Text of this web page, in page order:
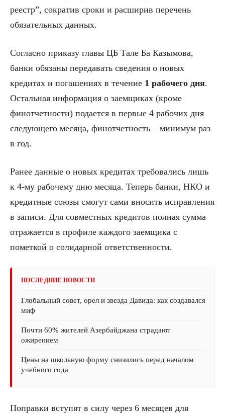
реестр”, сократив сроки и расширив перечень
обязательных данных.
Согласно приказу главы ЦБ Тале Ба Казымова,
банки обязаны передавать сведения о новых
кредитах и погашениях в течение 1 рабочего дня.
Остальная информация о заемщиках (кроме
финотчетности) подается в первые 4 рабочих дня
следующего месяца, финотчетность – минимум раз
в год.
Ранее данные о новых кредитах требовались лишь
к 4-му рабочему дню месяца. Теперь банки, НКО и
кредитные союзы смогут сами вносить исправления
в записи. Для совместных кредитов полная сумма
отражается в профиле каждого заемщика с
пометкой о солидарной ответственности.
ПОСЛЕДНИЕ НОВОСТИ
Глобальный совет, орел и звезда Давида: как создавался
миф
Почти 60% жителей Азербайджана страдают
ожирением
Цены на школьную форму снизились перед началом
учебного года
Поправки вступят в силу через 6 месяцев для